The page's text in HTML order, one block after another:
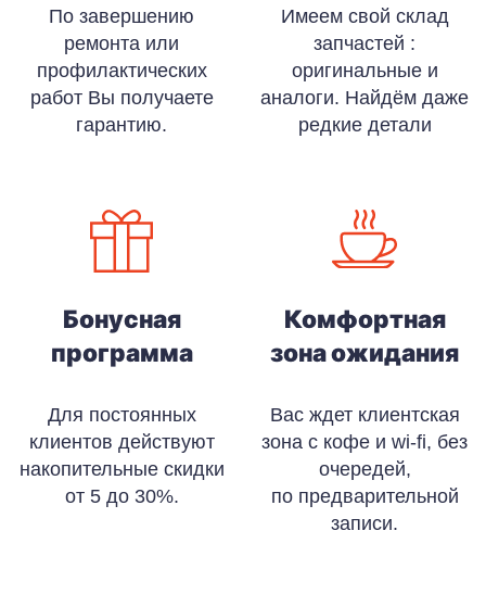
По завершению
ремонта или
профилактических
работ Вы получаете
гарантию.
Бонусная
программа
Для постоянных
клиентов действуют
накопительные скидки
от 5 до 30%.
Имеем свой склад
запчастей :
оригинальные и
аналоги. Найдём даже
редкие детали
Комфортная
зона ожидания
Вас ждет клиентская
зона с кофе и wi-fi, без
очередей,
по предварительной
записи.